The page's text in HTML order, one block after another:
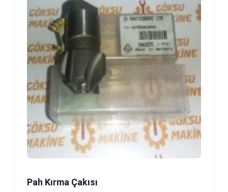
Pah Kırma Çakısı